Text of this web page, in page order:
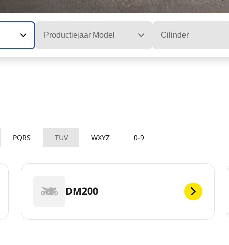
Productiejaar Model Cilinder
PQRS TUV WXYZ 0-9
DM200